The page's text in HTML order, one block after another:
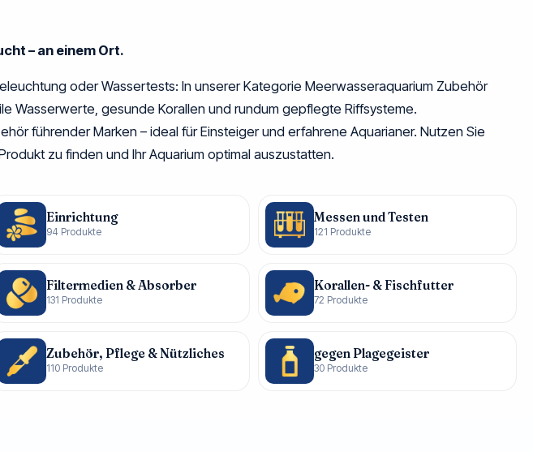
– an einem Ort.
oder Wassertests: In unserer Kategorie Meerwasseraquarium Zubehör
Wasserwerte, gesunde Korallen und rundum gepflegte Riffsysteme.
führender Marken – ideal für Einsteiger und erfahrene Aquarianer. Nutzen Sie
zu finden und Ihr Aquarium optimal auszustatten.
Einrichtung
94 Produkte
Messen und Testen
121 Produkte
Filtermedien & Absorber
131 Produkte
Korallen- & Fischfutter
72 Produkte
Zubehör, Pflege & Nützliches
110 Produkte
gegen Plagegeister
30 Produkte